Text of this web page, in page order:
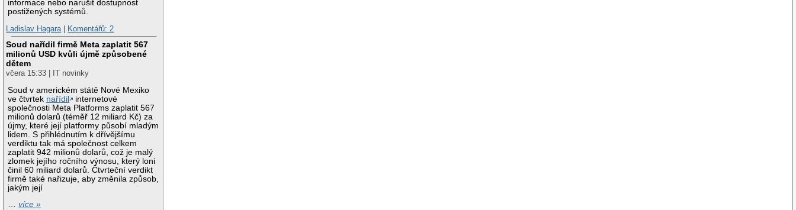
informace nebo narušit dostupnost
postižených systémů.
Ladislav Hagara| Komentářů: 2
Soud nařídil firmě Meta zaplatit 567
milionů USD kvůli újmě způsobené
dětem
včera 15:33 | IT novinky
Soud v americkém státě Nové Mexiko
ve čtvrtek nařídil
internetové
společnosti Meta Platforms zaplatit 567
milionů dolarů (téměř 12 miliard Kč) za
újmy, které její platformy působí mladým
lidem. S přihlédnutím k dřívějšímu
verdiktu tak má společnost celkem
zaplatit 942 milionů dolarů, což je malý
zlomek jejího ročního výnosu, který loni
činil 60 miliard dolarů. Čtvrteční verdikt
firmě také nařizuje, aby změnila způsob,
jakým její
…více »